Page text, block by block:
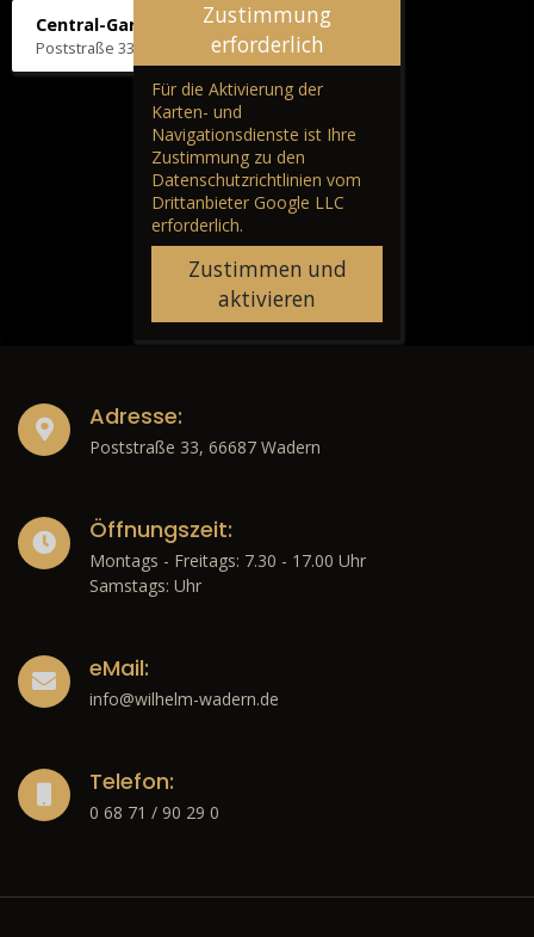
Central-Garage H. Wilhelm
Poststraße 33, 66687 Wadern
Zustimmung
erforderlich
Für die Aktivierung der
Karten- und
Navigationsdienste ist Ihre
Zustimmung zu den
Datenschutzrichtlinien vom
Drittanbieter Google LLC
erforderlich.
Zustimmen und
aktivieren
Adresse:
Poststraße 33, 66687 Wadern
Öffnungszeit:
Montags - Freitags: 7.30 - 17.00 Uhr
Samstags: Uhr
eMail:
info@wilhelm-wadern.de
Telefon:
0 68 71 / 90 29 0